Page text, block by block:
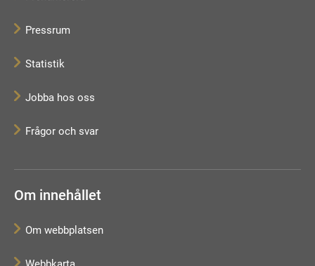
Pressrum
Statistik
Jobba hos oss
Frågor och svar
Om innehållet
Om webbplatsen